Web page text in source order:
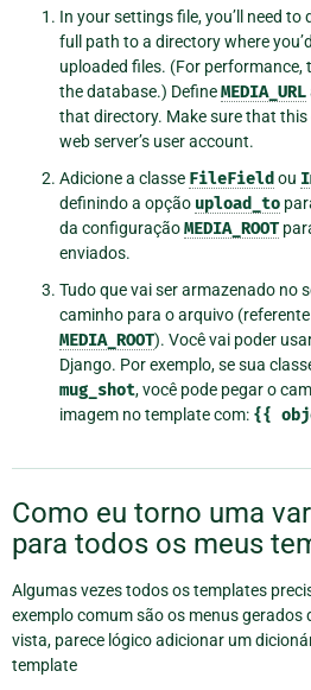
In your settings file, you’ll need to
full path to a directory where
uploaded files. (For performance,
the database.) DefineMEDIA_URL
that directory. Make sure that
web server’s user account.
Adicione a classe FileField ou
definindo a opção upload_to
da configuraçãoMEDIA_ROOT
enviados.
Tudo que vai ser armazenado no
caminho para o arquivo
MEDIA_ROOT). Você vai poder
Django. Por exemplo, se sua
mug_shot, você pode pegar o
imagem no template com: {{
Como eu torno uma
para todos os meus
Algumas vezes todos os templates
exemplo comum são os menus gerados
vista, parece lógico adicionar um
template